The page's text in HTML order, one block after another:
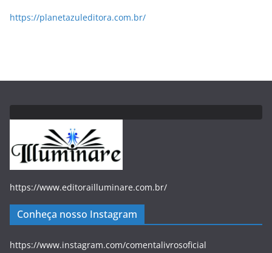
https://planetazuleditora.com.br/
https://www.editorailluminare.com.br/
Conheça nosso Instagram
https://www.instagram.com/comentalivrosoficial